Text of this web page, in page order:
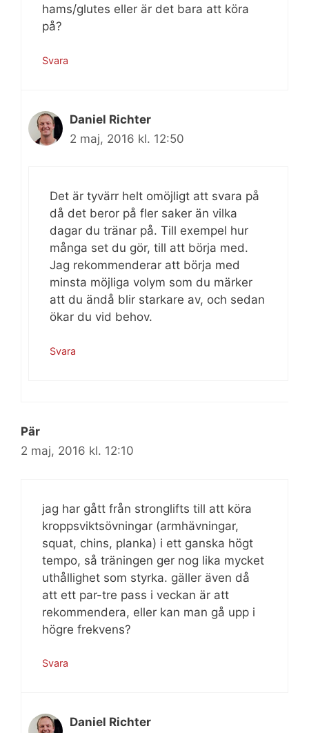
hams/glutes eller är det bara att köra
på?
Svara
Daniel Richter
2 maj, 2016 kl. 12:50
Det är tyvärr helt omöjligt att svara på
då det beror på fler saker än vilka
dagar du tränar på. Till exempel hur
många set du gör, till att börja med.
Jag rekommenderar att börja med
minsta möjliga volym som du märker
att du ändå blir starkare av, och sedan
ökar du vid behov.
Svara
Pär
2 maj, 2016 kl. 12:10
jag har gått från stronglifts till att köra
kroppsviktsövningar (armhävningar,
squat, chins, planka) i ett ganska högt
tempo, så träningen ger nog lika mycket
uthållighet som styrka. gäller även då
att ett par-tre pass i veckan är att
rekommendera, eller kan man gå upp i
högre frekvens?
Svara
Daniel Richter